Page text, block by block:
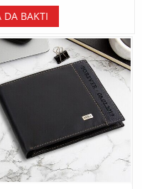
DA BAKTI